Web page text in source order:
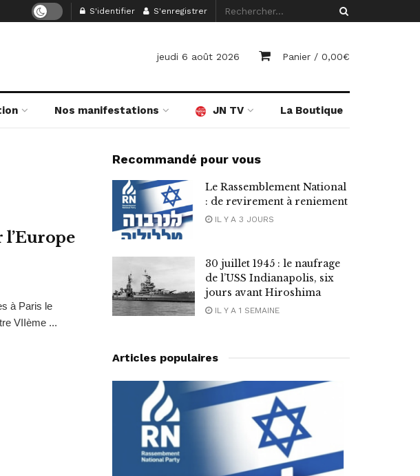
S'identifier S'enregistrer
jeudi 6 août 2026 Panier / 0,00€
Nos manifestations JN TV La Boutique
à Paris le
VIIème ...
Recommandé pour vous
Le Rassemblement National
: de revirement à reniement
IL Y A 3 JOURS
30 juillet 1945 : le naufrage
de l’USS Indianapolis, six
jours avant Hiroshima
IL Y A 1 SEMAINE
Articles populaires